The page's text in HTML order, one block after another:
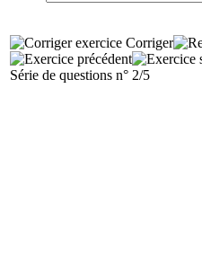
Corriger
Série de questions n° 2/5